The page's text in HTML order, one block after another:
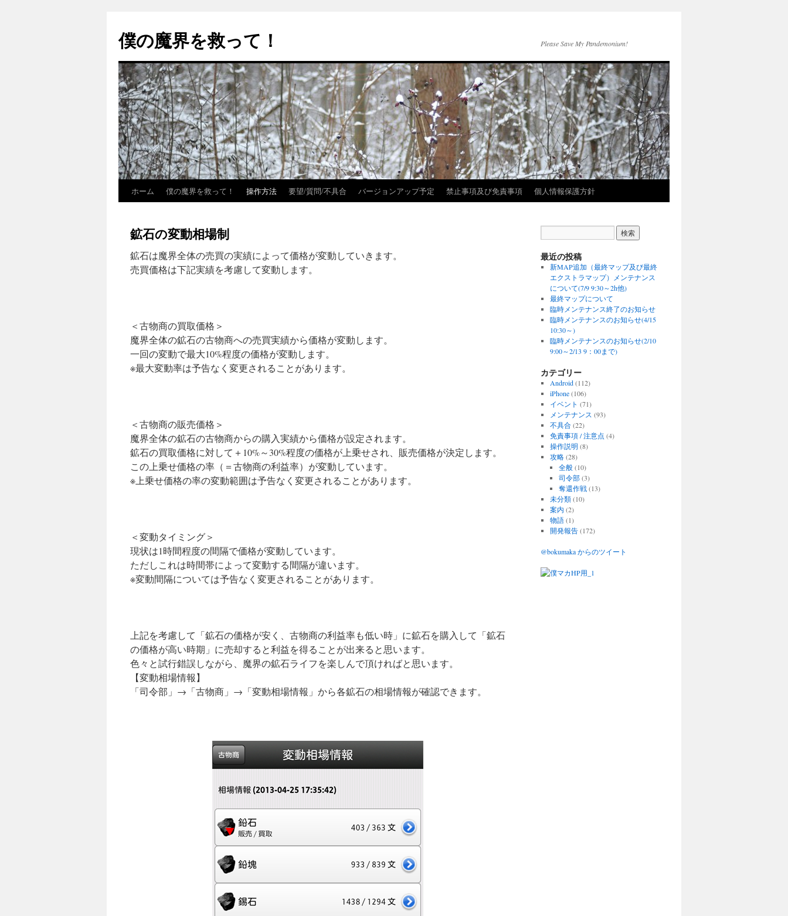
僕の魔界を救って！ Please Save My Pandemonium!
テ
ン
キ
ッ
ホーム 僕の魔界を救って！ 操作方法 要望/質問/不具合 バージョンアップ予定 禁止事項及び免責事項 個人情報保護方針
鉱石の変動相場制
鉱石は魔界全体の売買の実績によって価格が変動していきます。
売買価格は下記実績を考慮して変動します。
＜古物商の買取価格＞
魔界全体の鉱石の古物商への売買実績から価格が変動します。
一回の変動で最大10%程度の価格が変動します。
※最大変動率は予告なく変更されることがあります。
＜古物商の販売価格＞
魔界全体の鉱石の古物商からの購入実績から価格が設定されます。
鉱石の買取価格に対して＋10%～30%程度の価格が上乗せされ、販売価格が決定します。
この上乗せ価格の率（＝古物商の利益率）が変動しています。
※上乗せ価格の率の変動範囲は予告なく変更されることがあります。
＜変動タイミング＞
現状は1時間程度の間隔で価格が変動しています。
ただしこれは時間帯によって変動する間隔が違います。
※変動間隔については予告なく変更されることがあります。
上記を考慮して「鉱石の価格が安く、古物商の利益率も低い時」に鉱石を購入して「鉱石
の価格が高い時期」に売却すると利益を得ることが出来ると思います。
色々と試行錯誤しながら、魔界の鉱石ライフを楽しんで頂ければと思います。
【変動相場情報】
「司令部」→「古物商」→「変動相場情報」から各鉱石の相場情報が確認できます。
最近の投稿
新MAP追加（最終マップ及び最終
エクストラマップ）メンテナンス
について(7/9 9:30～2h他)
最終マップについて
臨時メンテナンス終了のお知らせ
臨時メンテナンスのお知らせ(4/15
10:30～)
臨時メンテナンスのお知らせ(2/10
9:00～2/13 9：00まで)
カテゴリー
Android(112)
iPhone(106)
イベント (71)
メンテナンス (93)
不具合(22)
免責事項 / 注意点 (4)
操作説明 (8)
攻略(28)
全般(10)
司令部(3)
奪還作戦(13)
未分類(10)
案内 (2)
物語(1)
開発報告(172)
@bokumaka からのツイート